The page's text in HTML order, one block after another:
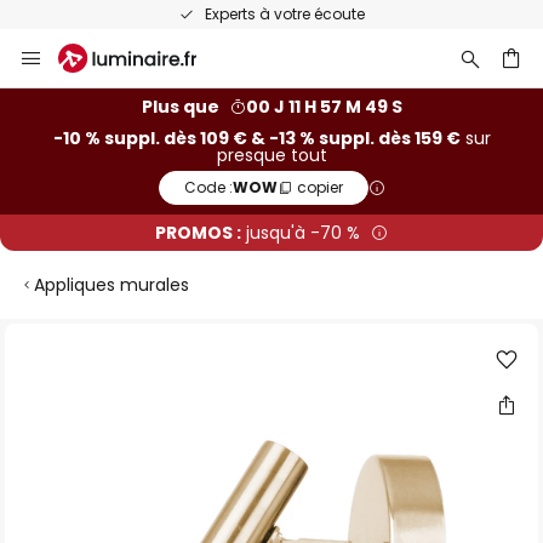
Experts à votre écoute
Allez
au
Plus que
00 J 11 H 57 M 49 S
-10 % suppl. dès 109 € & -13 % suppl. dès 159 €sur
presque tout
Code :WOW copier
PROMOS : jusqu'à -70 %
Appliques murales